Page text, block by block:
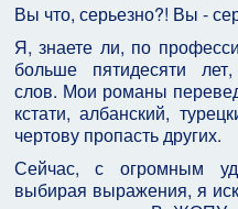
Вы что, серьезно?! Вы -
Я, знаете ли, по
больше пятидесяти
слов. Мои романы
кстати, албанский,
чертову пропасть других.
Сейчас, с огромным
выбирая выражения, я